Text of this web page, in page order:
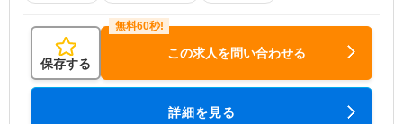
保存する
この求人を問い合わせる
詳細を見る